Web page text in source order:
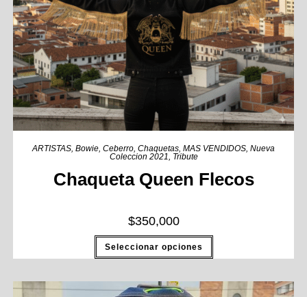
ARTISTAS, Bowie, Ceberro, Chaquetas, MAS VENDIDOS, Nueva
Coleccion 2021, Tribute
Chaqueta Queen Flecos
$350,000
Seleccionar opciones